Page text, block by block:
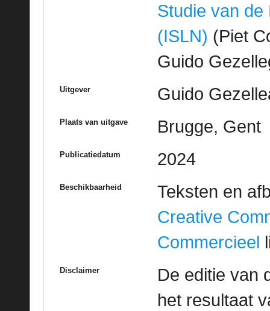
Studie van de
(ISLN) (Piet
Guido
Uitgever Guido
Plaats van uitgave Brugge, Gent
Publicatiedatum 2024
Beschikbaarheid
Teksten en
Creative
Commercieel
Disclaimer
De editie van
het resultaat